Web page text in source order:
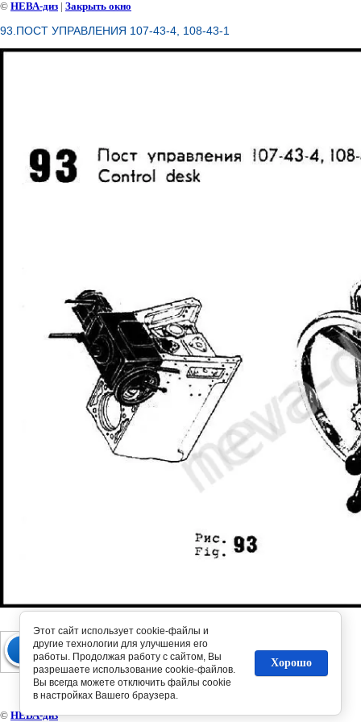
© НЕВА-диз | Закрыть окно
93.ПОСТ УПРАВЛЕНИЯ 107-43-4, 108-43-1
© НЕВА-диз
Этот сайт использует cookie-файлы и
другие технологии для улучшения его
работы. Продолжая работу с сайтом, Вы
разрешаете использование cookie-файлов.
Вы всегда можете отключить файлы cookie
в настройках Вашего браузера.
Хорошо